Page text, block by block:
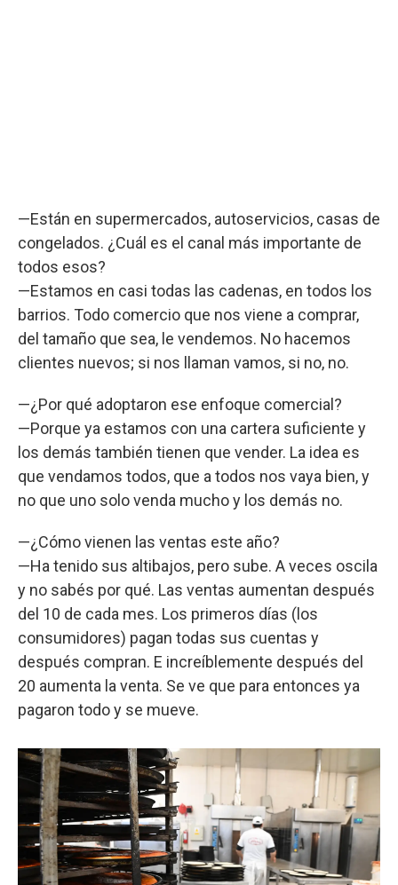
—Están en supermercados, autoservicios, casas de
congelados. ¿Cuál es el canal más importante de
todos esos?
—Estamos en casi todas las cadenas, en todos los
barrios. Todo comercio que nos viene a comprar,
del tamaño que sea, le vendemos. No hacemos
clientes nuevos; si nos llaman vamos, si no, no.
—¿Por qué adoptaron ese enfoque comercial?
—Porque ya estamos con una cartera suficiente y
los demás también tienen que vender. La idea es
que vendamos todos, que a todos nos vaya bien, y
no que uno solo venda mucho y los demás no.
—¿Cómo vienen las ventas este año?
—Ha tenido sus altibajos, pero sube. A veces oscila
y no sabés por qué. Las ventas aumentan después
del 10 de cada mes. Los primeros días (los
consumidores) pagan todas sus cuentas y
después compran. E increíblemente después del
20 aumenta la venta. Se ve que para entonces ya
pagaron todo y se mueve.